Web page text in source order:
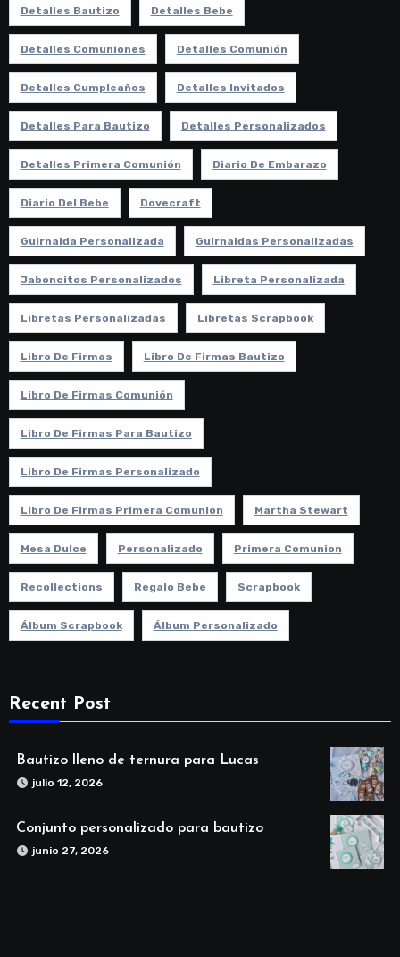
Detalles Bautizo Detalles Bebe
Detalles Comuniones Detalles Comunión
Detalles Cumpleaños Detalles Invitados
Detalles Para Bautizo Detalles Personalizados
Detalles Primera Comunión Diario De Embarazo
Diario Del Bebe Dovecraft
Guirnalda Personalizada Guirnaldas Personalizadas
Jaboncitos Personalizados Libreta Personalizada
Libretas Personalizadas Libretas Scrapbook
Libro De Firmas Libro De Firmas Bautizo
Libro De Firmas Comunión
Libro De Firmas Para Bautizo
Libro De Firmas Personalizado
Libro De Firmas Primera Comunion Martha Stewart
Mesa Dulce Personalizado Primera Comunion
Recollections Regalo Bebe Scrapbook
Álbum Scrapbook Álbum Personalizado
Recent Post
Bautizo lleno de ternura para Lucas
julio 12, 2026
Conjunto personalizado para bautizo
junio 27, 2026